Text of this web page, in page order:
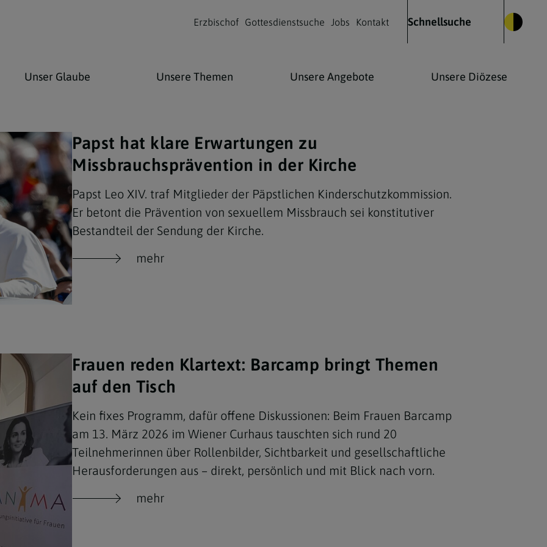
Erzbischof Gottesdienstsuche Jobs Kontakt Schnellsuche
Unser Glaube
Drei Könige
und Allerseelen
Glaubenswissen
Heilige & Selige
Die 12 Apostel
Glauben leben
Was wir glauben
Unsere Themen
Verantwortung &
Engagement
Lebensschutz
Kulturelles Leben
Kirchenmusik
Navigation schließen
Unsere Angebote
St.
Privatschulen
Pädagogische
Kurse
Lebenslagen
Kinder & Jugendliche
Senioren
Begräbnis
Navigation schließen
Unsere Diözese
Gemeinden
Neuigkeiten
Nachrichtenmeldungen
Pfarren
Alle Termine
Kontakt
Papst hat klare Erwartungen zu
Missbrauchsprävention in der Kirche
Papst Leo XIV. traf Mitglieder der Päpstlichen Kinderschutzkommission.
Er betont die Prävention von sexuellem Missbrauch sei konstitutiver
Bestandteil der Sendung der Kirche.
mehr
Frauen reden Klartext: Barcamp bringt Themen
auf den Tisch
Kein fixes Programm, dafür offene Diskussionen: Beim Frauen Barcamp
am 13. März 2026 im Wiener Curhaus tauschten sich rund 20
Teilnehmerinnen über Rollenbilder, Sichtbarkeit und gesellschaftliche
Herausforderungen aus – direkt, persönlich und mit Blick nach vorn.
mehr